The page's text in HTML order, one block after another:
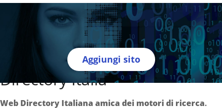
Aggiungi sito
Directory Italia
Web Directory Italiana amica dei motori di ricerca.